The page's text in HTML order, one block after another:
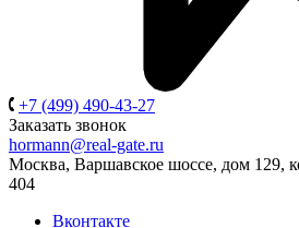
+7 (499) 490-43-27
Заказать звонок
hormann@real-gate.ru
Москва, Варшавское шоссе, дом 129,
404
Вконтакте